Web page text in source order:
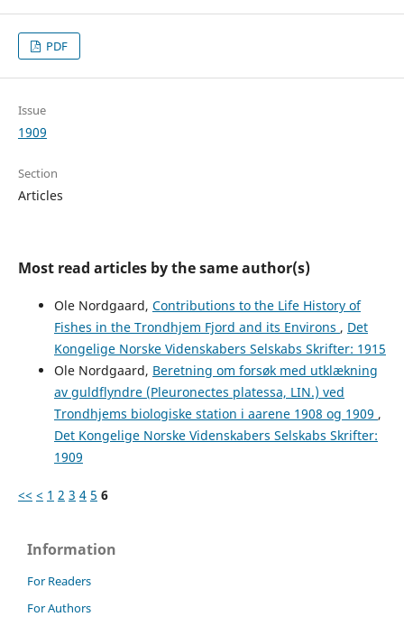
PDF
Issue
1909
Section
Articles
Most read articles by the same author(s)
Ole Nordgaard, Contributions to the Life History of
Fishes in the Trondhjem Fjord and its Environs , Det
Kongelige Norske Videnskabers Selskabs Skrifter: 1915
Ole Nordgaard, Beretning om forsøk med utklækning
av guldflyndre (Pleuronectes platessa, LIN.) ved
Trondhjems biologiske station i aarene 1908 og 1909 ,
Det Kongelige Norske Videnskabers Selskabs Skrifter:
1909
<< < 1 2 3 4 5 6
Information
For Readers
For Authors